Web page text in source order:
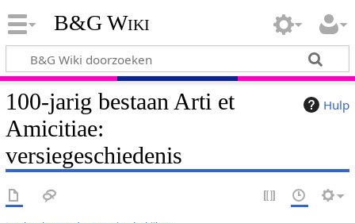
B&G Wiki
Hulp
100-jarig bestaan Arti et
Amicitiae:
versiegeschiedenis